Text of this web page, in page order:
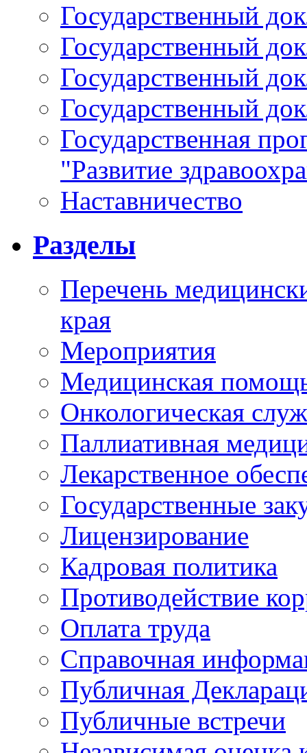
Государственный
Государственный
Государственный
Государственный
Государственная
"Развитие
Наставничество
Разделы
Перечень
края
Мероприятия
Медицинская
Онкологическая
Паллиативная
Лекарственное
Государственные
Лицензирование
Кадровая политика
Противодействие
Оплата труда
Справочная
Публичная
Публичные встречи